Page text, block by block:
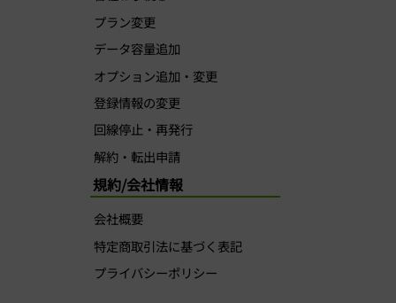
プラン変更
データ容量追加
オプション追加・変更
登録情報の変更
回線停止・再発行
解約・転出申請
規約/会社情報
会社概要
特定商取引法に基づく表記
プライバシーポリシー